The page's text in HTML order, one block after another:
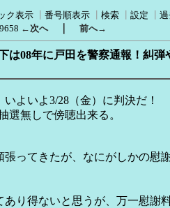
ク表示 番号順表示 検索 設定
←次へ｜ 前へ→
は08年に戸田を警察通報！糾弾
よいよ3/28（金）に判決だ！
無しで傍聴出来る。
ってきたが、なにがしかの慰
り得ないと思うが、万一慰謝